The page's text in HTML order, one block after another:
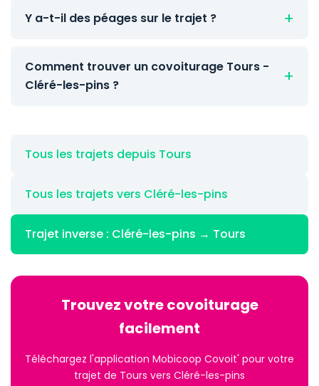
Y a-t-il des péages sur le trajet ?
Comment trouver un covoiturage Tours -
Cléré-les-pins ?
Tous les trajets depuis Tours
Tous les trajets vers Cléré-les-pins
Trajet inverse : Cléré-les-pins → Tours
Trouvez votre covoiturage
facilement
Téléchargez l'application Mobicoop Covoit' pour votre
trajet de Tours vers Cléré-les-pins